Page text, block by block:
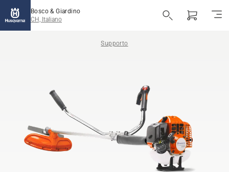
Bosco & Giardino
CH, Italiano
Supporto